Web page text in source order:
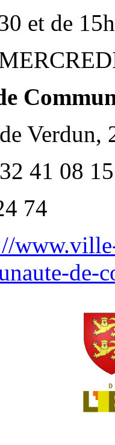
et de
Verdun,
41 08 15
74
de-